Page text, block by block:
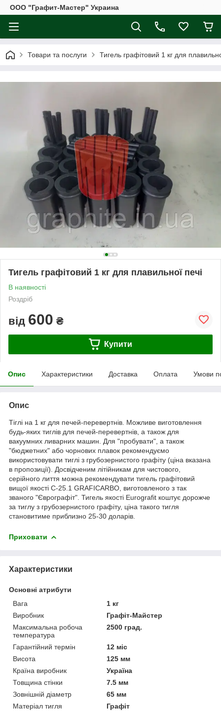
ООО "Графит-Мастер" Украина
Товари та послуги Тигель графітовий 1 кг для
Тигель графітовий 1 кг для плавильної печі
В наявності
Роздріб
від 600 ₴
Купити
Опис Характеристики Доставка Оплата Умови
Опис
Тіглі на 1 кг для печей-перевертнів. Можливе виготовлення
будь-яких тиглів для печей-перевертнів, а також для
вакуумних ливарних машин. Для "пробувати", а також
"бюджетних" або чорнових плавок рекомендуємо
використовувати тиглі з грубозернистого графіту (ціна вказана
в пропозиції). Досвідченим літійникам для чистового,
серійного лиття можна рекомендувати тигель графітовий
вищої якості С-25.1 GRAFICARBO, виготовленого з так
званого "Єврографіт". Тигель якості Eurografit коштує дорожче
за тиглу з грубозернистого графіту, ціна такого тигля
становитиме приблизно 25-30 доларів.
Приховати
Характеристики
Основні атрибути
Вага
1 кг
Виробник
Графіт-Майстер
Максимальна робоча
температура
2500 град.
Гарантійний термін
12 міс
Висота
125 мм
Країна виробник
Україна
Товщина стінки
7.5 мм
Зовнішній діаметр
65 мм
Матеріал тигля
Графіт